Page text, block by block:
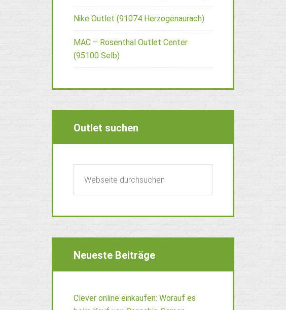
Nike Outlet (91074 Herzogenaurach)
MAC – Rosenthal Outlet Center
(95100 Selb)
Outlet suchen
Neueste Beiträge
Clever online einkaufen: Worauf es